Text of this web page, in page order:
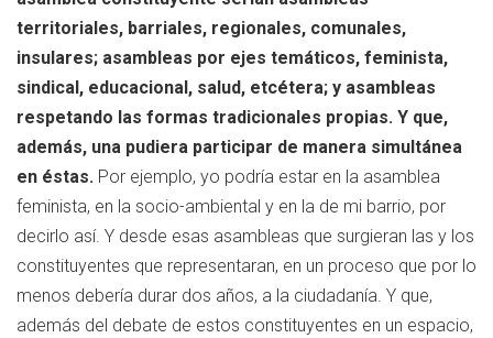
territoriales, barriales, regionales, comunales,
insulares; asambleas por ejes temáticos, feminista,
sindical, educacional, salud, etcétera; y asambleas
respetando las formas tradicionales propias. Y que,
además, una pudiera participar de manera simultánea
en éstas. Por ejemplo, yo podría estar en la asamblea
feminista, en la socio-ambiental y en la de mi barrio, por
decirlo así. Y desde esas asambleas que surgieran las y los
constituyentes que representaran, en un proceso que por lo
menos debería durar dos años, a la ciudadanía. Y que,
además del debate de estos constituyentes en un espacio,